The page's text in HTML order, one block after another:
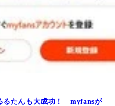
るたんも大成功！ myfansが